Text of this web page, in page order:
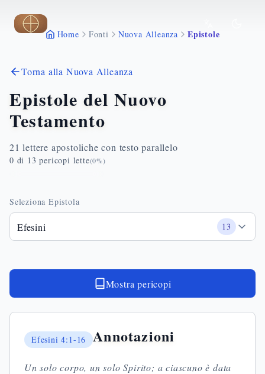
Vai al contenuto principale
Home Fonti Nuova Alleanza Epistole
Torna alla Nuova Alleanza
Epistole del Nuovo
Testamento
21 lettere apostoliche con testo parallelo
0 di 13 pericopi lette(0%)
Seleziona Epistola
Efesini 13
Mostra pericopi
Efesini 4:1-16 Annotazioni
Un solo corpo, un solo Spirito; a ciascuno è data